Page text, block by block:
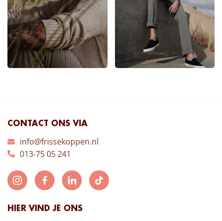
CONTACT ONS VIA
info@frissekoppen.nl
013-75 05 241
HIER VIND JE ONS